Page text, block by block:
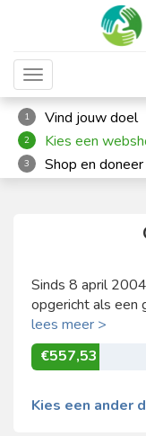
Toggle navigation
1 Vind jouw doel
2 Kies een
3 Shop en
Sinds 8 april
opgericht als een
lees meer >
€557,53
Kies een ander